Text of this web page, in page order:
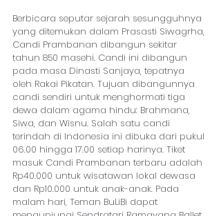
Berbicara seputar sejarah sesungguhnya
yang ditemukan dalam Prasasti Siwagrha,
Candi Prambanan dibangun sekitar
tahun 850 masehi. Candi ini dibangun
pada masa Dinasti Sanjaya, tepatnya
oleh Rakai Pikatan. Tujuan dibangunnya
candi sendiri untuk menghormati tiga
dewa dalam agama hindu: Brahmana,
Siwa, dan Wisnu. Salah satu candi
terindah di Indonesia ini dibuka dari pukul
06.00 hingga 17.00 setiap harinya. Tiket
masuk Candi Prambanan terbaru adalah
Rp40.000 untuk wisatawan lokal dewasa
dan Rp10.000 untuk anak-anak. Pada
malam hari, Teman BuLiBi dapat